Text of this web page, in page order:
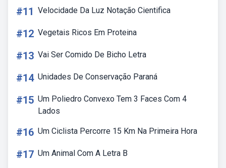
#11 Velocidade Da Luz Notação Cientifica
#12 Vegetais Ricos Em Proteina
#13 Vai Ser Comido De Bicho Letra
#14 Unidades De Conservação Paraná
#15 Um Poliedro Convexo Tem 3 Faces Com 4
Lados
#16 Um Ciclista Percorre 15 Km Na Primeira Hora
#17 Um Animal Com A Letra B